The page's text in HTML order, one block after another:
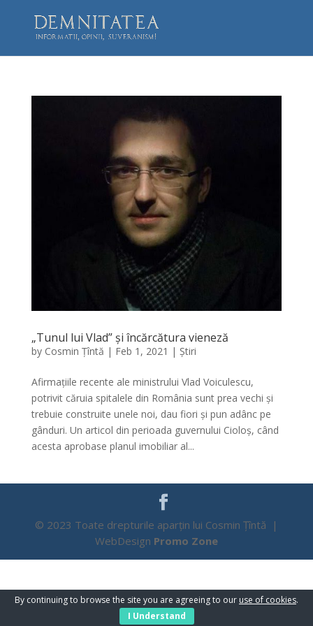
„Tunul lui Vlad” și încărcătura vieneză
by Cosmin Țîntă | Feb 1, 2021 | Știri
Afirmațiile recente ale ministrului Vlad Voiculescu,
potrivit căruia spitalele din România sunt prea vechi și
trebuie construite unele noi, dau fiori și pun adânc pe
gânduri. Un articol din perioada guvernului Cioloș, când
acesta aprobase planul imobiliar al...
© 2023 Toate drepturile aparțin lui Cosmin Țîntă |
WebDesign Promo Zone
By continuing to browse the site you are agreeing to our use of cookies.
I Understand